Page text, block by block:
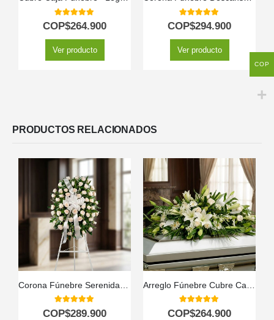
5.00out of 5
COP$264.900
Ver producto
5.00out of 5
COP$294.900
Ver producto
PRODUCTOS RELACIONADOS
5.00out of 5
COP$289.900 5.00out of 5
COP$264.900
COP